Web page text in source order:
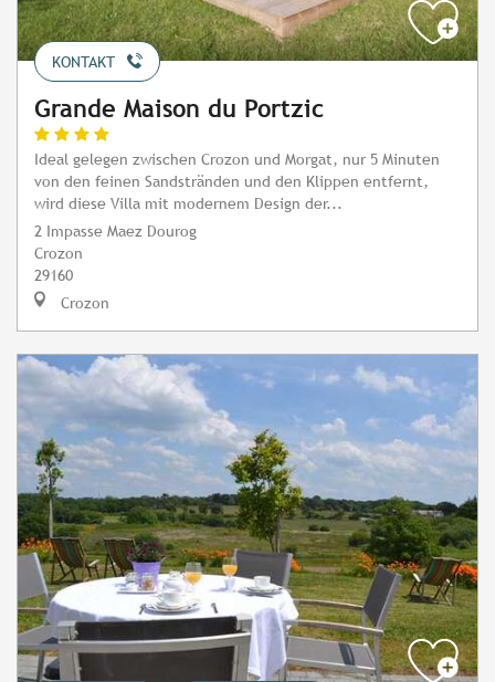
KONTAKT
Grande Maison du Portzic
Ideal gelegen zwischen Crozon und Morgat, nur 5 Minuten
von den feinen Sandstränden und den Klippen entfernt,
wird diese Villa mit modernem Design der...
2 Impasse Maez Dourog
Crozon
29160
Crozon